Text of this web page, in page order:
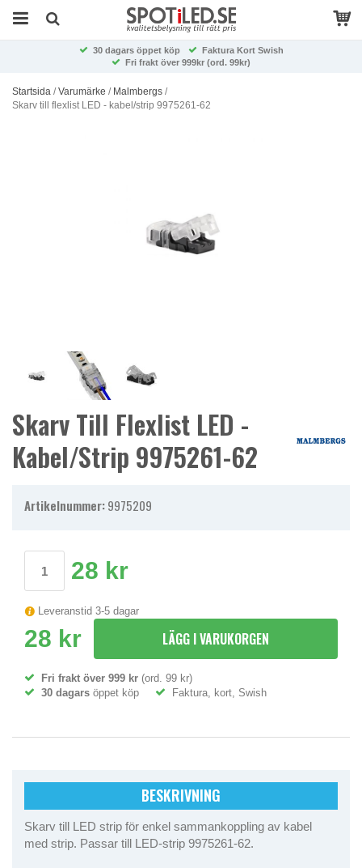
30 dagars öppet köp
Faktura Kort Swish
Fri frakt över 999kr (ord. 99kr)
Startsida /Varumärke / Malmbergs /
Skarv till flexlist LED - kabel/strip 9975261-62
Skarv Till Flexlist LED -
Kabel/strip 9975261-62
Artikelnummer:9975209
28 kr
Leveranstid 3-5 dagar
28 kr LÄGG I VARUKORGEN
Fri frakt över 999 kr (ord. 99 kr)
30 dagars öppet köp Faktura, kort, Swish
BESKRIVNING
Skarv till LED strip för enkel sammankoppling av kabel
med strip. Passar till LED-strip 9975261-62.